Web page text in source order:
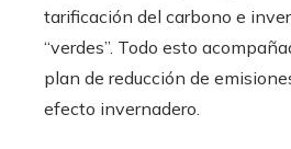
tarificación del carbono e
“verdes”. Todo esto
plan de reducción de
efecto invernadero.